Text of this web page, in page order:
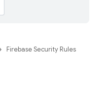
Firebase Security Rules